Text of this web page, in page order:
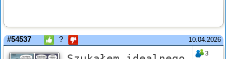
10.04.2026
#54537 ?
3